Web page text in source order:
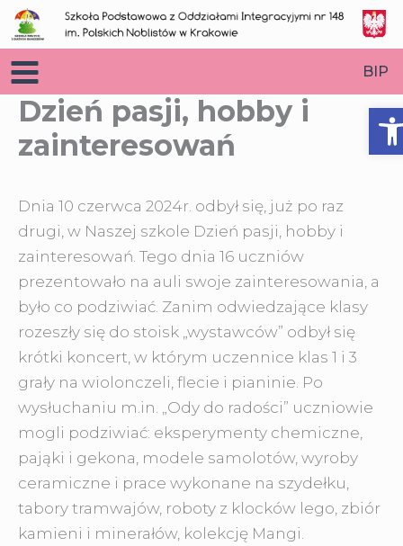
Przejdź
do
treści
BIP
Dzień pasji, hobby i
zainteresowań
Dnia 10 czerwca 2024r. odbył się, już po raz
drugi, w Naszej szkole Dzień pasji, hobby i
zainteresowań. Tego dnia 16 uczniów
prezentowało na auli swoje zainteresowania, a
było co podziwiać. Zanim odwiedzające klasy
rozeszły się do stoisk „wystawców” odbył się
krótki koncert, w którym uczennice klas 1 i 3
grały na wiolonczeli, flecie i pianinie. Po
wysłuchaniu m.in. „Ody do radości” uczniowie
mogli podziwiać: eksperymenty chemiczne,
pająki i gekona, modele samolotów, wyroby
ceramiczne i prace wykonane na szydełku,
tabory tramwajów, roboty z klocków lego, zbiór
kamieni i minerałów, kolekcję Mangi.